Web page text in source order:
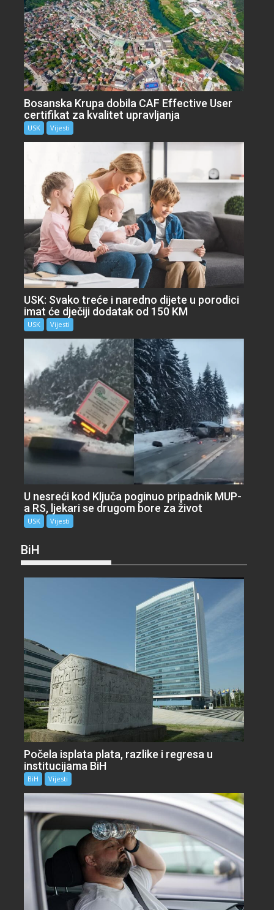
Bosanska Krupa dobila CAF Effective User
certifikat za kvalitet upravljanja
USK Vijesti
USK: Svako treće i naredno dijete u porodici
imat će dječiji dodatak od 150 KM
USK Vijesti
U nesreći kod Ključa poginuo pripadnik MUP-
a RS, ljekari se drugom bore za život
USK Vijesti
BiH
Počela isplata plata, razlike i regresa u
institucijama BiH
BiH Vijesti